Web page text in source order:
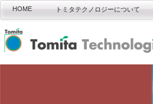
HOME トミタテクノロジーについて